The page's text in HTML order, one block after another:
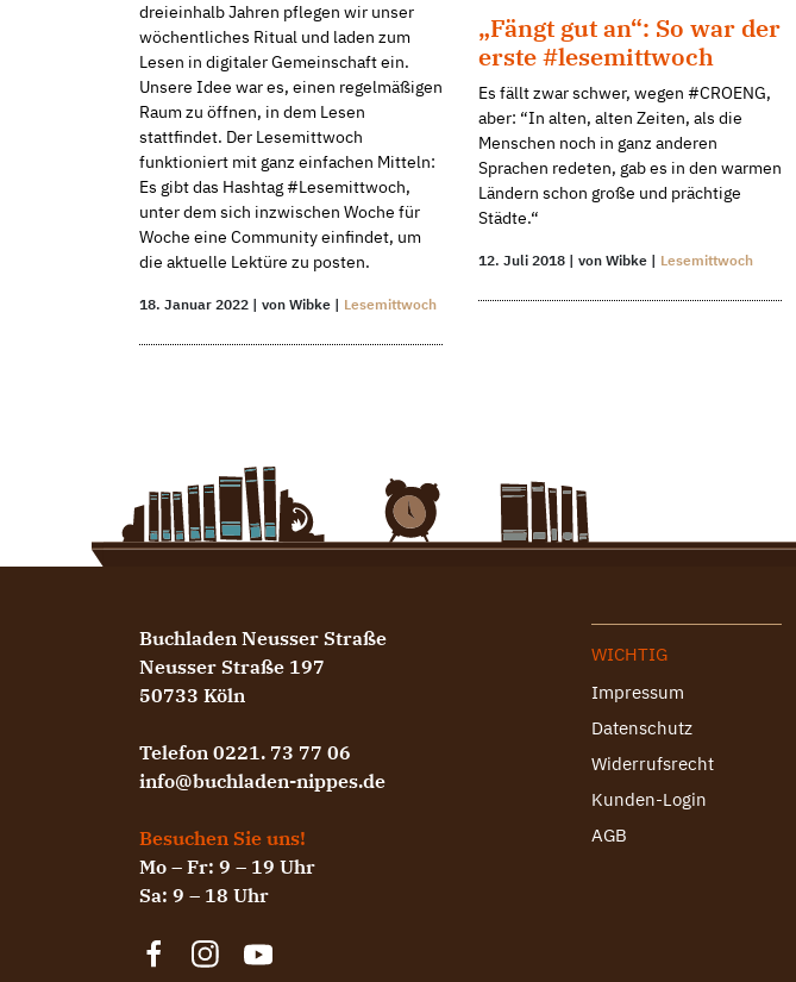
dreieinhalb Jahren pflegen wir unser
wöchentliches Ritual und laden zum
Lesen in digitaler Gemeinschaft ein.
Unsere Idee war es, einen regelmäßigen
Raum zu öffnen, in dem Lesen
stattfindet. Der Lesemittwoch
funktioniert mit ganz einfachen Mitteln:
Es gibt das Hashtag #Lesemittwoch,
unter dem sich inzwischen Woche für
Woche eine Community einfindet, um
die aktuelle Lektüre zu posten.
18. Januar 2022 | von Wibke | Lesemittwoch
„Fängt gut an“: So war der
erste #lesemittwoch
Es fällt zwar schwer, wegen #CROENG,
aber: “In alten, alten Zeiten, als die
Menschen noch in ganz anderen
Sprachen redeten, gab es in den warmen
Ländern schon große und prächtige
Städte.“
12. Juli 2018 | von Wibke | Lesemittwoch
Buchladen Neusser Straße
Neusser Straße 197
50733 Köln
Telefon 0221. 73 77 06
info@buchladen-nippes.de
Besuchen Sie uns!
Mo – Fr: 9 – 19 Uhr
Sa: 9 – 18 Uhr
WICHTIG
Impressum
Datenschutz
Widerrufsrecht
Kunden-Login
AGB